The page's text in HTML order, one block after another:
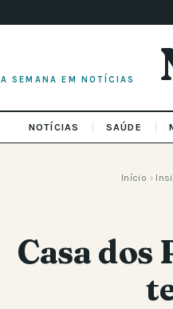
A SEMANA EM NOTÍCIAS
NOTÍCIAS SAÚDE
Início ›
Casa